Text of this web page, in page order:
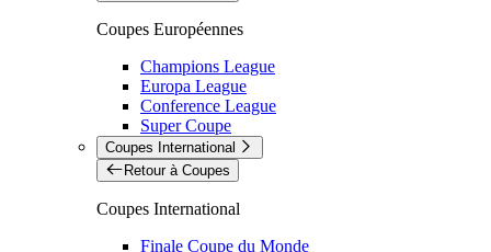
Coupes Européennes
Champions League
Europa League
Conference League
Super Coupe
Coupes International
Retour à Coupes
Coupes International
Finale Coupe du Monde